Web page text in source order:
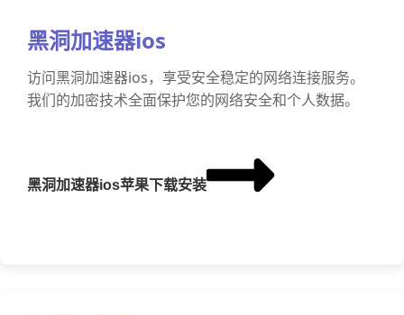
黑洞加速器ios
访问黑洞加速器ios，享受安全稳定的网络连接服务。
我们的加密技术全面保护您的网络安全和个人数据。
黑洞加速器ios苹果下载安装